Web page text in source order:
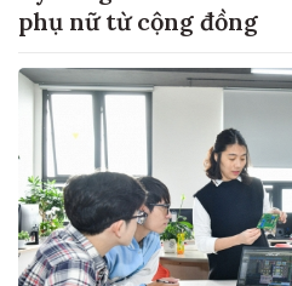
phụ nữ từ cộng đồng